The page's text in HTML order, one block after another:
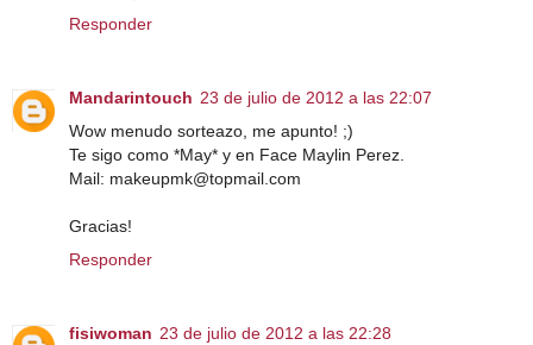
Responder
Mandarintouch 23 de julio de 2012 a las 22:07
Wow menudo sorteazo, me apunto! ;)
Te sigo como *May* y en Face Maylin Perez.
Mail: makeupmk@topmail.com
Gracias!
Responder
fisiwoman 23 de julio de 2012 a las 22:28